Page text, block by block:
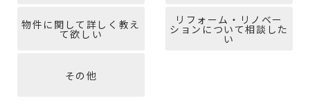
物件に関して詳しく教え
て欲しい
リフォーム・リノベー
ションについて相談した
い
その他